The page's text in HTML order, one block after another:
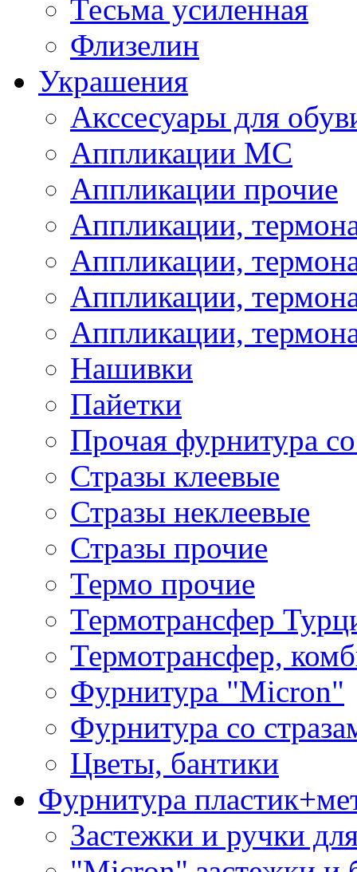
Тесьма усиленная
Флизелин
Украшения
Акссесуары для
Аппликации МС
Аппликации прочие
Аппликации,
Аппликации,
Аппликации,
Аппликации,
Нашивки
Пайетки
Прочая фурнитура
Стразы клеевые
Стразы неклеевые
Стразы прочие
Термо прочие
Термотрансфер
Термотрансфер,
Фурнитура "Micron"
Фурнитура со
Цветы, бантики
Фурнитура
Застежки и ручки